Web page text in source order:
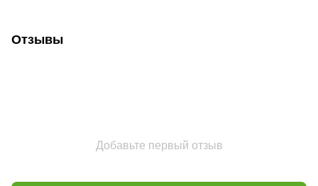
Отзывы
Добавьте первый отзыв